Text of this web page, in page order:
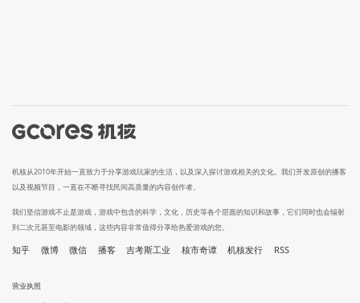
机核从2010年开始一直致力于分享游戏玩家的生活，以及深入探讨游戏相关的文化。我们开发原创的播客
以及视频节目，一直在不断寻找民间高质量的内容创作者。
我们坚信游戏不止是游戏，游戏中包含的科学，文化，历史等各个层面的知识和故事，它们同时也会辐射
到二次元甚至电影的领域，这些内容非常值得分享给热爱游戏的您。
知乎 微博 微信 播客 吉考斯工业 核市奇谭 机核发行 RSS
营业执照